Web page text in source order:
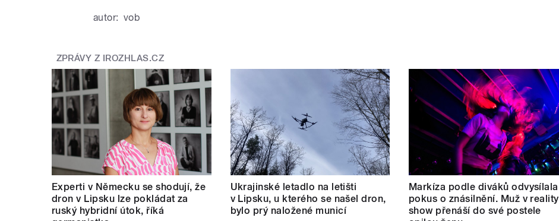
autor: vob
ZPRÁVY Z IROZHLAS.CZ
Experti v Německu se shodují, že
dron v Lipsku lze pokládat za
ruský hybridní útok, říká
Ukrajinské letadlo na letišti
v Lipsku, u kterého se našel dron,
bylo prý naložené municí
Markíza podle diváků odvysílala
pokus o znásilnění. Muž v reality
show přenáší do své postele